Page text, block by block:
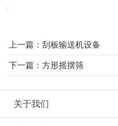
上一篇：刮板输送机设备
下一篇：方形摇摆筛
关于我们